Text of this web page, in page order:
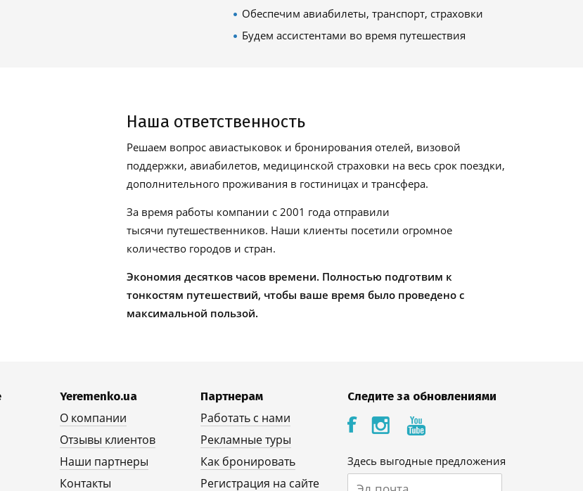
Обеспечим авиабилеты, транспорт, страховки
Будем ассистентами во время путешествия
Наша ответственность
Решаем вопрос авиастыковок и бронирования отелей, визовой
поддержки, авиабилетов, медицинской страховки на весь срок поездки,
дополнительного проживания в гостиницах и трансфера.
За время работы компании с 2001 года отправили
тысячи путешественников. Наши клиенты посетили огромное
количество городов и стран.
Экономия десятков часов времени. Полностью подготвим к
тонкостям путешествий, чтобы ваше время было проведено с
максимальной пользой.
Yeremenko.ua
О компании
Отзывы клиентов
Наши партнеры
Контакты
Партнерам
Работать с нами
Рекламные туры
Как бронировать
Регистрация на сайте
Следите за обновлениями
Здесь выгодные предложения